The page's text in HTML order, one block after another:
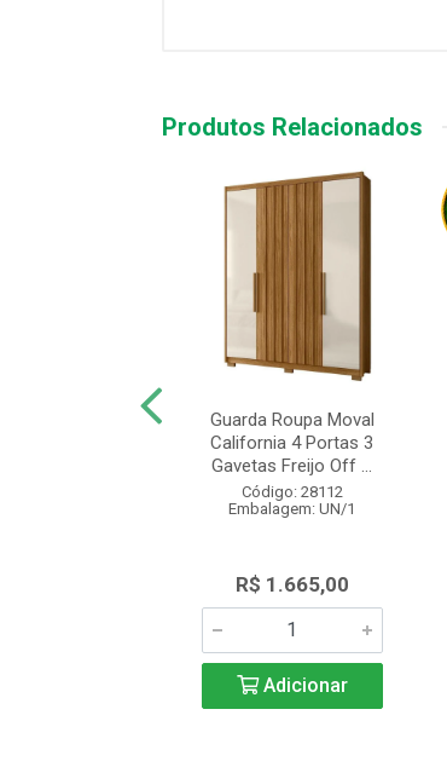
Produtos Relacionados
Guarda Roupa Moval
California 4 Portas 3
Gavetas Freijo Off ...
Código: 28112
Embalagem: UN/1
R$ 1.665,00
Adicionar